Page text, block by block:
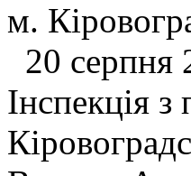
м.
20 серпня
Інспекція